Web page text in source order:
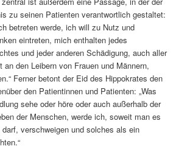
zu seinen Patienten verantwortlich gestaltet:
betreten werde, ich will zu Nutz und
eintreten, mich enthalten jedes
und jeder anderen Schädigung, auch aller
an den Leibern von Frauen und Männern,
Ferner betont der Eid des Hippokrates den
den Patientinnen und Patienten: „Was
sehe oder höre oder auch außerhalb der
der Menschen, werde ich, soweit man es
verschweigen und solches als ein